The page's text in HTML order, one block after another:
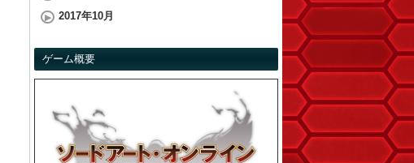
2017年10月
ゲーム概要